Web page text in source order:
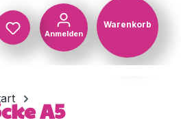
Anmelden
Warenkorb
A5